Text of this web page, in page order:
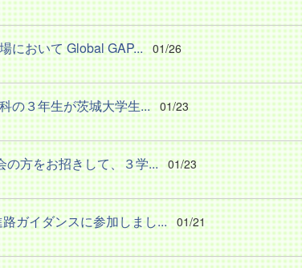
において Global GAP... 01/26
の３年生が茨城大学生... 01/23
方をお招きして、３学... 01/23
ガイダンスに参加しまし... 01/21